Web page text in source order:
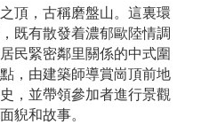
頂，古稱磨盤山。這裏環
既有散發着濃郁歐陸情調
民緊密鄰里關係的中式圍
，由建築師導賞崗頂前地
，並帶領參加者進行景觀
貎和故事。